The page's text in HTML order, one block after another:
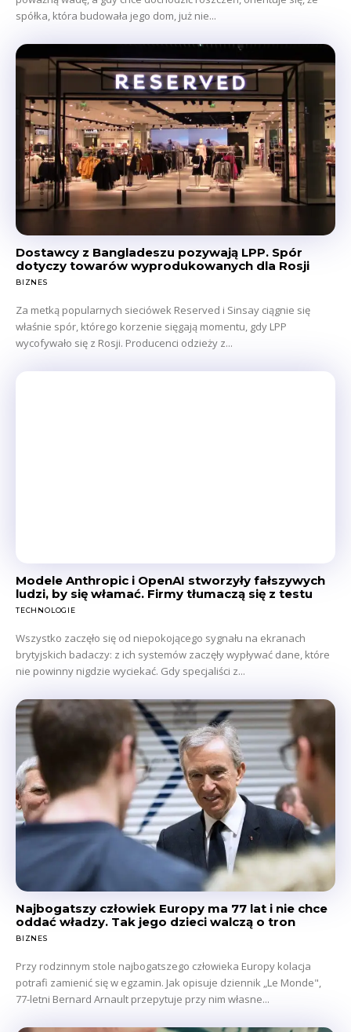
spółka, która budowała jego dom, już nie...
Dostawcy z Bangladeszu pozywają LPP. Spór
dotyczy towarów wyprodukowanych dla Rosji
BIZNES
Za metką popularnych sieciówek Reserved i Sinsay ciągnie się
właśnie spór, którego korzenie sięgają momentu, gdy LPP
wycofywało się z Rosji. Producenci odzieży z...
Modele Anthropic i OpenAI stworzyły fałszywych
ludzi, by się włamać. Firmy tłumaczą się z testu
TECHNOLOGIE
Wszystko zaczęło się od niepokojącego sygnału na ekranach
brytyjskich badaczy: z ich systemów zaczęły wypływać dane, które
nie powinny nigdzie wyciekać. Gdy specjaliści z...
Najbogatszy człowiek Europy ma 77 lat i nie chce
oddać władzy. Tak jego dzieci walczą o tron
BIZNES
Przy rodzinnym stole najbogatszego człowieka Europy kolacja
potrafi zamienić się w egzamin. Jak opisuje dziennik „Le Monde",
77-letni Bernard Arnault przepytuje przy nim własne...